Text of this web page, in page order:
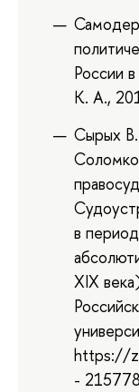
России
К. А.,
Сырых
в
XIХ
https://
-